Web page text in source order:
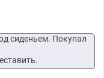
сиденьем. Покупал